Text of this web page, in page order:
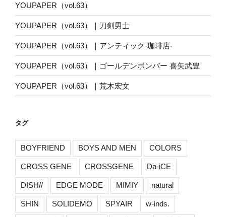
YOUPAPER（vol.63）
YOUPAPER（vol.63）｜刀剣男士
YOUPAPER（vol.63）｜アンティック-珈琲店-
YOUPAPER（vol.63）｜ゴールデンボンバー 喜矢武豊
YOUPAPER（vol.63）｜荒木宏文
タグ
BOYFRIEND BOYS AND MEN COLORS
CROSS GENE CROSSGENE Da-iCE
DISH// EDGE MODE MIMIY natural
SHIN SOLIDEMO SPYAIR w-inds.